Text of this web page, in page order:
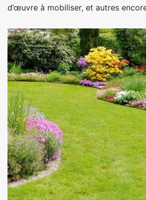
d’œuvre à mobiliser, et autres